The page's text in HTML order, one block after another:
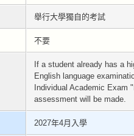
舉行大學獨自的考試
不要
If a student already has a
English language
Individual Academic Exam
assessment will be made.
2027年4月入學